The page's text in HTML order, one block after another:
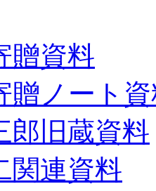
贈資料
贈ノート
郎旧蔵資料
関連資料